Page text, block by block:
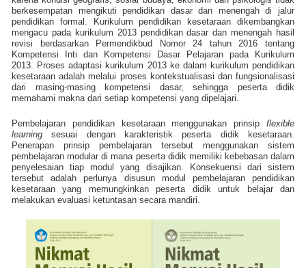
berkesempatan mengikuti pendidikan dasar dan menengah di jalur
pendidikan formal. Kurikulum pendidikan kesetaraan dikembangkan
mengacu pada kurikulum 2013 pendidikan dasar dan menengah hasil
revisi berdasarkan Permendikbud Nomor 24 tahun 2016 tentang
Kompetensi Inti dan Kompetensi Dasar Pelajaran pada Kurikulum
2013. Proses adaptasi kurikulum 2013 ke dalam kurikulum pendidikan
kesetaraan adalah melalui proses kontekstualisasi dan fungsionalisasi
dari masing-masing kompetensi dasar, sehingga peserta didik
memahami makna dari setiap kompetensi yang dipelajari.
Pembelajaran pendidikan kesetaraan menggunakan prinsip flexible
learning sesuai dengan karakteristik peserta didik kesetaraan.
Penerapan prinsip pembelajaran tersebut menggunakan sistem
pembelajaran modular di mana peserta didik memiliki kebebasan dalam
penyelesaian tiap modul yang disajikan. Konsekuensi dari sistem
tersebut adalah perlunya disusun modul pembelajaran pendidikan
kesetaraan yang memungkinkan peserta didik untuk belajar dan
melakukan evaluasi ketuntasan secara mandiri.